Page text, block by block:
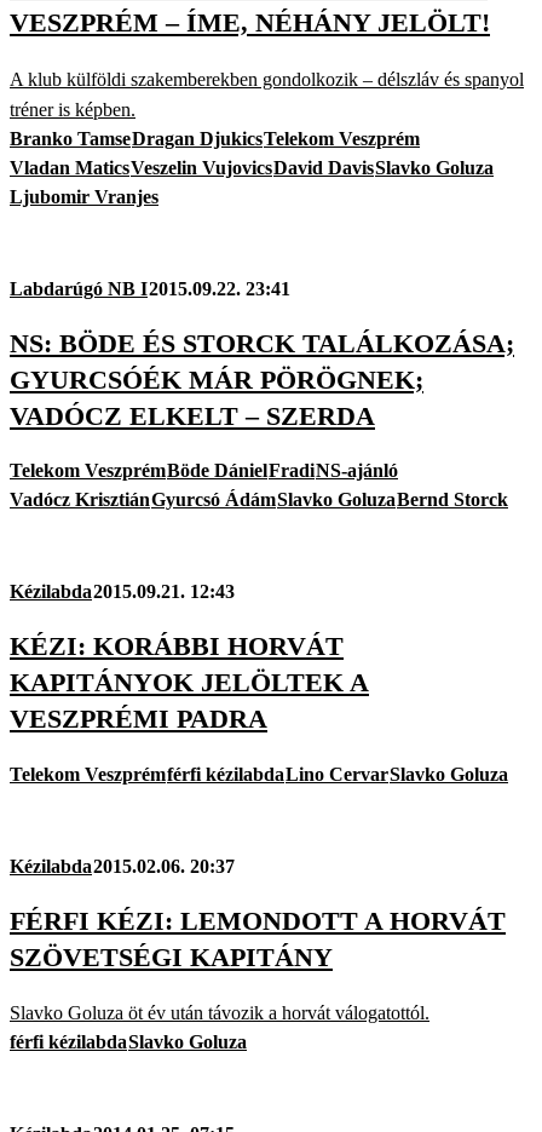
VESZPRÉM – ÍME, NÉHÁNY JELÖLT!
A klub külföldi szakemberekben gondolkozik – délszláv és spanyol
tréner is képben.
Branko TamseDragan DjukicsTelekom Veszprém
Vladan MaticsVeszelin VujovicsDavid DavisSlavko Goluza
Ljubomir Vranjes
Labdarúgó NB I2015.09.22. 23:41
NS: BÖDE ÉS STORCK TALÁLKOZÁSA;
GYURCSÓÉK MÁR PÖRÖGNEK;
VADÓCZ ELKELT – SZERDA
Telekom VeszprémBöde DánielFradiNS-ajánló
Vadócz KrisztiánGyurcsó ÁdámSlavko GoluzaBernd Storck
Kézilabda2015.09.21. 12:43
KÉZI: KORÁBBI HORVÁT
KAPITÁNYOK JELÖLTEK A
VESZPRÉMI PADRA
Telekom Veszprémférfi kézilabdaLino CervarSlavko Goluza
Kézilabda2015.02.06. 20:37
FÉRFI KÉZI: LEMONDOTT A HORVÁT
SZÖVETSÉGI KAPITÁNY
Slavko Goluza öt év után távozik a horvát válogatottól.
férfi kézilabdaSlavko Goluza